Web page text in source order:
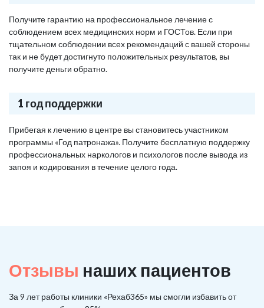
Получите гарантию на профессиональное лечение с
соблюдением всех медицинских норм и ГОСТов. Если при
тщательном соблюдении всех рекомендаций с вашей стороны
так и не будет достигнуто положительных результатов, вы
получите деньги обратно.
1 год поддержки
Прибегая к лечению в центре вы становитесь участником
программы «Год патронажа». Получите бесплатную поддержку
профессиональных наркологов и психологов после вывода из
запоя и кодирования в течение целого года.
Отзывы наших пациентов
За 9 лет работы клиники «Рехаб365» мы смогли избавить от